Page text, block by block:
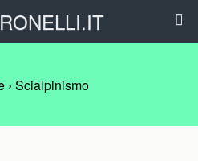
› Scialpinismo